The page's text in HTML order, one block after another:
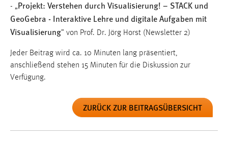
- „Projekt: Verstehen durch Visualisierung! – STACK und
GeoGebra - Interaktive Lehre und digitale Aufgaben mit
Visualisierung” von Prof. Dr. Jörg Horst (Newsletter 2)
Jeder Beitrag wird ca. 10 Minuten lang präsentiert,
anschließend stehen 15 Minuten für die Diskussion zur
Verfügung.
ZURÜCK ZUR BEITRAGSÜBERSICHT